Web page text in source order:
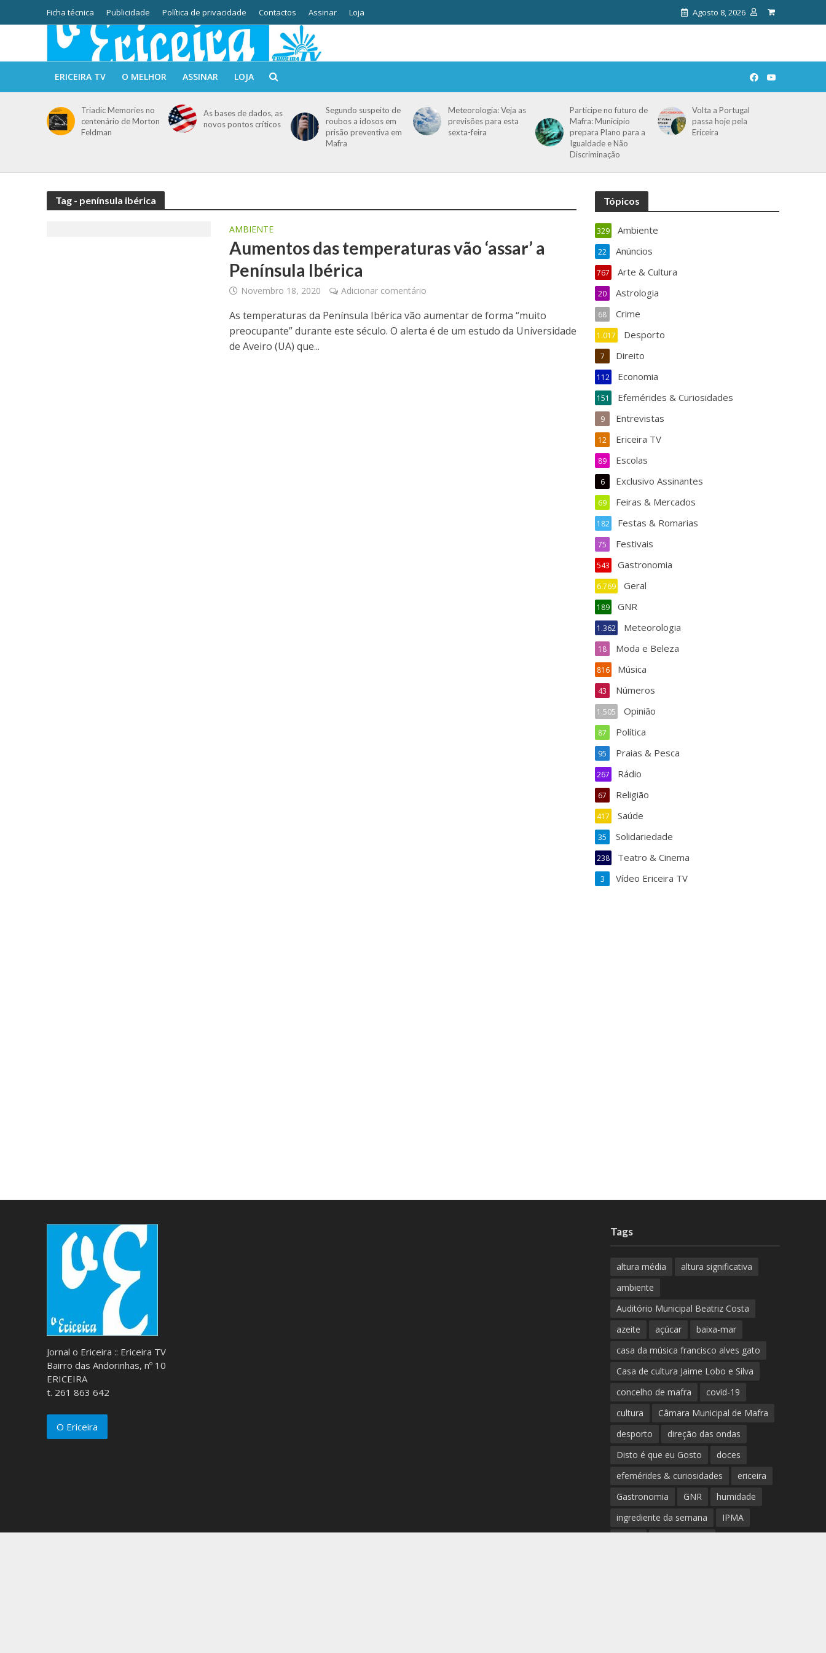
Ficha técnica Publicidade Política de privacidade Contactos Assinar Loja Agosto 8, 2026
ERICEIRA TV O MELHOR ASSINAR LOJA
Triadic Memories no
centenário de Morton
Feldman
As bases de dados, as
novos pontos críticos
Segundo suspeito de
roubos a idosos em
prisão preventiva em
Mafra
Meteorologia: Veja as
previsões para esta
sexta-feira
Participe no futuro de
Mafra: Município
prepara Plano para a
Igualdade e Não
Discriminação
Volta a Portugal
passa hoje pela
Ericeira
Tag - península ibérica
AMBIENTE
Aumentos das temperaturas vão ‘assar’ a
Península Ibérica
Novembro 18, 2020 Adicionar comentário
As temperaturas da Península Ibérica vão aumentar de forma “muito
preocupante” durante este século. O alerta é de um estudo da Universidade
de Aveiro (UA) que...
Tópicos
Ambiente
329
Anúncios
22
Arte & Cultura
767
Astrologia
20
Crime
68
Desporto
1.017
Direito
7
Economia
112
Efemérides & Curiosidades
151
Entrevistas
9
Ericeira TV
12
Escolas
89
Exclusivo Assinantes
6
Feiras & Mercados
69
Festas & Romarias
182
Festivais
75
Gastronomia
543
Geral
6.769
GNR
189
Meteorologia
1.362
Moda e Beleza
18
Música
816
Números
43
Opinião
1.505
Política
87
Praias & Pesca
95
Rádio
267
Religião
67
Saúde
417
Solidariedade
35
Teatro & Cinema
238
Vídeo Ericeira TV
3
Jornal o Ericeira :: Ericeira TV
Bairro das Andorinhas, nº 10
ERICEIRA
t. 261 863 642
O Ericeira
Tags
altura média
altura significativa
ambiente
Auditório Municipal Beatriz Costa
azeite
açúcar
baixa-mar
casa da música francisco alves gato
Casa de cultura Jaime Lobo e Silva
concelho de mafra
covid-19
cultura
Câmara Municipal de Mafra
desporto
direção das ondas
Disto é que eu Gosto
doces
efemérides & curiosidades
ericeira
Gastronomia
GNR
humidade
ingrediente da semana
IPMA